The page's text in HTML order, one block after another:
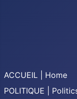
ACCUEIL | Home
POLITIQUE |